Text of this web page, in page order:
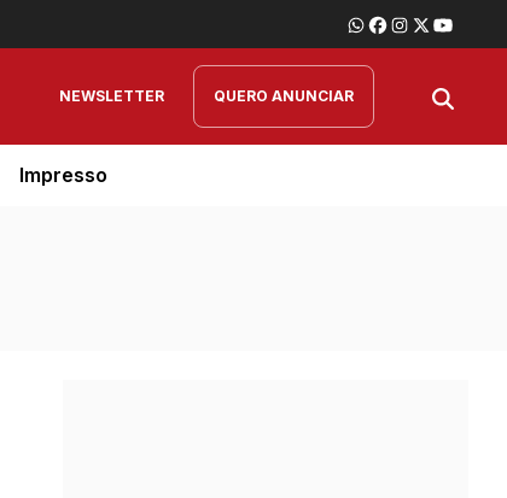
NEWSLETTER QUERO ANUNCIAR
Impresso